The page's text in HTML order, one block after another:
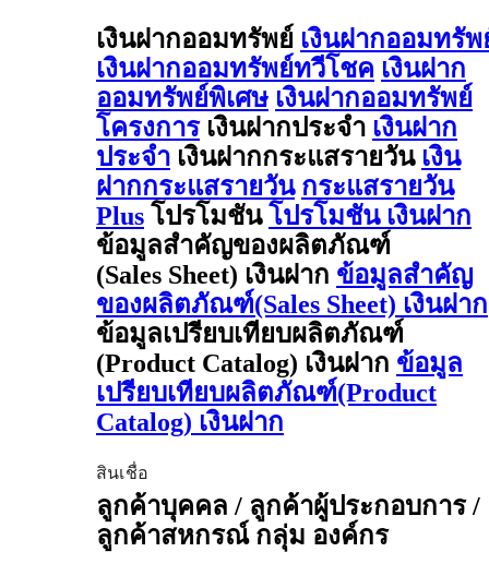
เงินฝากออมทรัพย์ เงินฝากออมทรัพ
เงินฝากออมทรัพย์ทวีโชค เงินฝาก
ออมทรัพย์พิเศษ เงินฝากออมทรัพย์
โครงการ เงินฝากประจำ เงินฝาก
ประจำ เงินฝากกระแสรายวัน เงิน
ฝากกระแสรายวัน กระแสรายวัน
Plus โปรโมชัน โปรโมชัน เงินฝาก
ข้อมูลสำคัญของผลิตภัณฑ์
(Sales Sheet) เงินฝาก ข้อมูลสำคัญ
ของผลิตภัณฑ์(Sales Sheet) เงินฝาก
ข้อมูลเปรียบเทียบผลิตภัณฑ์
(Product Catalog) เงินฝาก ข้อมูล
เปรียบเทียบผลิตภัณฑ์(Product
Catalog) เงินฝาก
สินเชื่อ
ลูกค้าบุคคล / ลูกค้าผู้ประกอบการ /
ลูกค้าสหกรณ์ กลุ่ม องค์กร